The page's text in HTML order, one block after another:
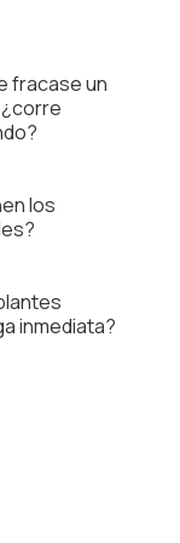
fracase un
los
inmediata?